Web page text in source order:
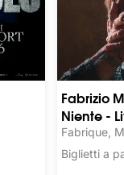
Fabrizio
Niente -
Fabrique,
Biglietti a